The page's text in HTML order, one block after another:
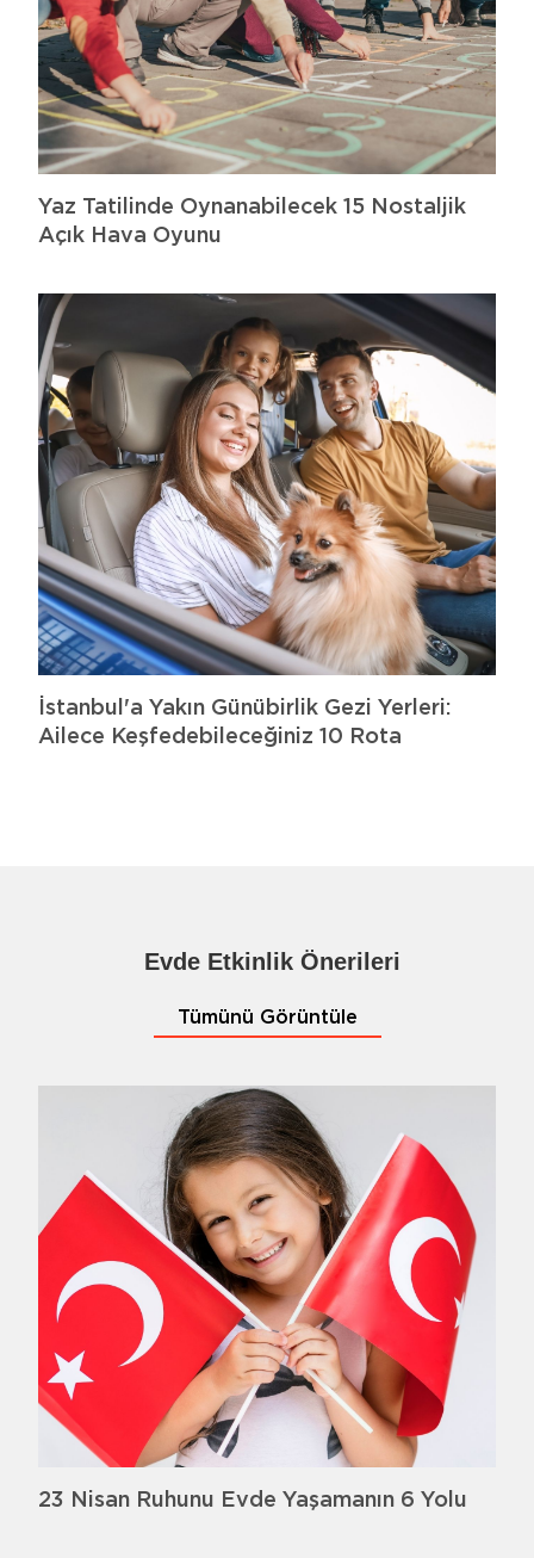
Yaz Tatilinde Oynanabilecek 15 Nostaljik
Açık Hava Oyunu
İstanbul'a Yakın Günübirlik Gezi Yerleri:
Ailece Keşfedebileceğiniz 10 Rota
Evde Etkinlik Önerileri
Tümünü Görüntüle
23 Nisan Ruhunu Evde Yaşamanın 6 Yolu